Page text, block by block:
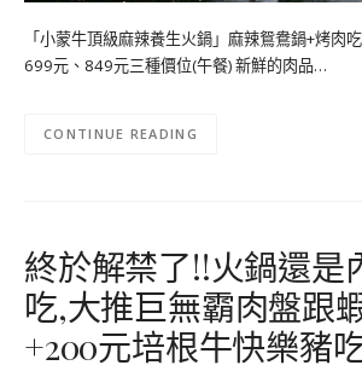
「小蒙牛頂級麻辣養生火鍋」麻辣鴛鴦鍋+烤肉
699元、849元三種價位(午餐) 新鮮的肉品…
CONTINUE READING
終於解禁了!!火鍋還是
吃,大推巨無霸肉盤跟
+200元培根牛快樂豬